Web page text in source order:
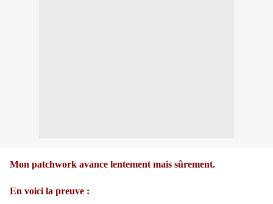
Mon patchwork avance lentement mais sûrement.
En voici la preuve :